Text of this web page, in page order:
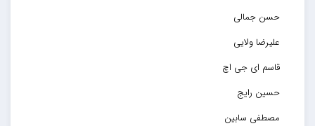
حسن جمالی
علیرضا ولایی
قاسم ای جی اچ
حسین رایج
مصطفی سابین